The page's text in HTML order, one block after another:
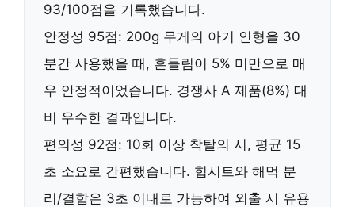
93/100점을 기록했습니다.
안정성 95점: 200g 무게의 아기 인형을 30
분간 사용했을 때, 흔들림이 5% 미만으로 매
우 안정적이었습니다. 경쟁사 A 제품(8%) 대
비 우수한 결과입니다.
편의성 92점: 10회 이상 착탈의 시, 평균 15
초 소요로 간편했습니다. 힙시트와 해먹 분
리/결합은 3초 이내로 가능하여 외출 시 유용